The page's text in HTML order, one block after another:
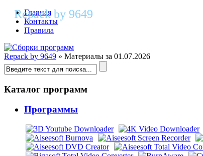
Repack by 9649
Главная
Контакты
Правила
Repack by 9649 » Материалы за 01.07.2026
Каталог программ
Программы